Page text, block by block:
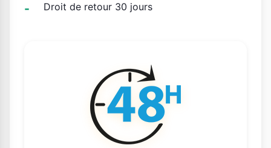
Droit de retour 30 jours